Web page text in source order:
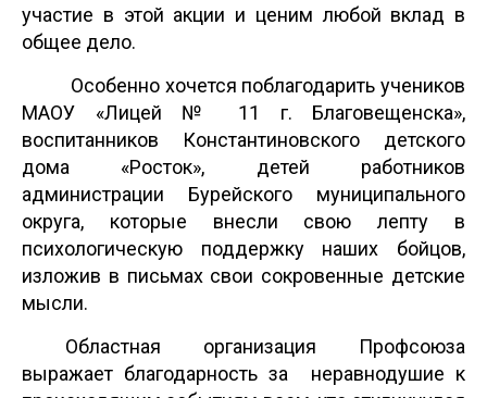
участие в этой акции и ценим любой вклад в
общее дело.
Особенно хочется поблагодарить учеников
МАОУ «Лицей № 11 г. Благовещенска»,
воспитанников Константиновского детского
дома «Росток», детей работников
администрации Бурейского муниципального
округа, которые внесли свою лепту в
психологическую поддержку наших бойцов,
изложив в письмах свои сокровенные детские
мысли.
Областная организация Профсоюза
выражает благодарность за неравнодушие к